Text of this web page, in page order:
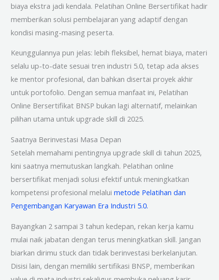
biaya ekstra jadi kendala. Pelatihan Online Bersertifikat hadir
memberikan solusi pembelajaran yang adaptif dengan
kondisi masing-masing peserta.
Keunggulannya pun jelas: lebih fleksibel, hemat biaya, materi
selalu up-to-date sesuai tren industri 5.0, tetap ada akses
ke mentor profesional, dan bahkan disertai proyek akhir
untuk portofolio. Dengan semua manfaat ini, Pelatihan
Online Bersertifikat BNSP bukan lagi alternatif, melainkan
pilihan utama untuk upgrade skill di 2025.
Saatnya Berinvestasi Masa Depan
Setelah memahami pentingnya upgrade skill di tahun 2025,
kini saatnya memutuskan langkah. Pelatihan online
bersertifikat menjadi solusi efektif untuk meningkatkan
kompetensi profesional melaluimetode Pelatihan dan
Pengembangan Karyawan Era Industri 5.0.
Bayangkan 2 sampai 3 tahun kedepan, rekan kerja kamu
mulai naik jabatan dengan terus meningkatkan skill. Jangan
biarkan dirimu stuck dan tidak berinvestasi berkelanjutan.
Disisi lain, dengan memiliki sertifikasi BNSP, memberikan